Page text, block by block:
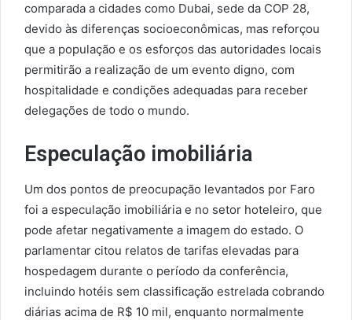
comparada a cidades como Dubai, sede da COP 28,
devido às diferenças socioeconômicas, mas reforçou
que a população e os esforços das autoridades locais
permitirão a realização de um evento digno, com
hospitalidade e condições adequadas para receber
delegações de todo o mundo.
Especulação imobiliária
Um dos pontos de preocupação levantados por Faro
foi a especulação imobiliária e no setor hoteleiro, que
pode afetar negativamente a imagem do estado. O
parlamentar citou relatos de tarifas elevadas para
hospedagem durante o período da conferência,
incluindo hotéis sem classificação estrelada cobrando
diárias acima de R$ 10 mil, enquanto normalmente